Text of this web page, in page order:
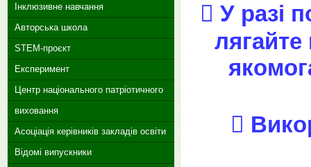
 У разі

Інклюзивне навчання
Авторська школа
STEM-проєкт
Експеримент
Центр національного патріотичного
виховання
Асоціація керівників закладів освіти
Відомі випускники